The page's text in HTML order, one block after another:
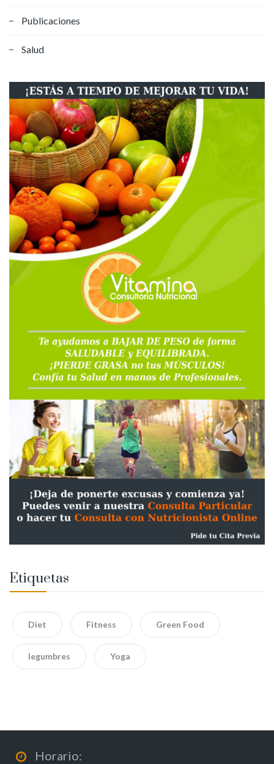
Publicaciones
Salud
Etiquetas
Diet Fitness Green Food
legumbres Yoga
Horario: